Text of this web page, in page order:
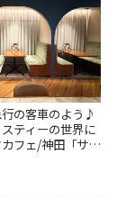
の客車のよう♪
ティーの世界に
フェ/神田「サロ